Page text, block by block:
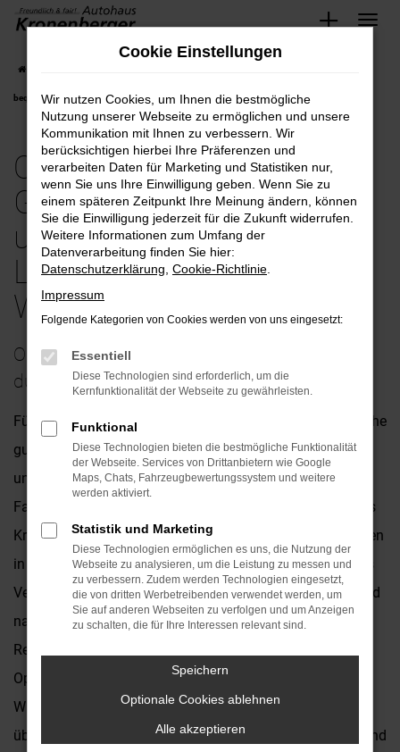
Zum
bequem und günstig kaufen mit Lieferservice nach Wuppertal
Opel-Zafira
Gebrauchtwagen bequem
und günstig kaufen mit
Lieferservice nach
Wuppertal
Opel Zafira Gebrauchtwagen – perfekt
durchgecheckt unterwegs in Wuppertal
Für einen Opel Zafira Gebrauchtwagen existieren eine Reihe
guter Argumente. Wer viel in Wuppertal und Umgebung
unterwegs ist, wird dieses langlebige und zuverlässige
Fahrzeug auf jeden Fall zu schätzen wissen. Im Autohaus
Kronenberger bieten wir Ihnen Opel Zafira Gebrauchtwagen
in großer Auswahl und zu rundum attraktiven Preisen. Als
Vertragshändler sind wir eng mit der Marke verbunden und
natürlich auch in der Lage, Inspektion, Wartung und
Reparaturen sach- und fachgerecht durchzuführen. Jeder
Opel Zafira Gebrauchtwagen wird vor dem Verkauf nach
Wuppertal in unserer Kfz-Meisterwerkstatt gründlich
überprüft und erst dann angeboten, wenn „alles paletti“ und
Cookie Einstellungen
Wir nutzen Cookies, um Ihnen die bestmögliche
Nutzung unserer Webseite zu ermöglichen und unsere
Kommunikation mit Ihnen zu verbessern. Wir
berücksichtigen hierbei Ihre Präferenzen und
verarbeiten Daten für Marketing und Statistiken nur,
wenn Sie uns Ihre Einwilligung geben. Wenn Sie zu
einem späteren Zeitpunkt Ihre Meinung ändern, können
Sie die Einwilligung jederzeit für die Zukunft widerrufen.
Weitere Informationen zum Umfang der
Datenverarbeitung finden Sie hier:
Datenschutzerklärung Cookie-Richtlinie
Impressum
Folgende Kategorien von Cookies werden von uns eingesetzt:
Essentiell
Diese Technologien sind erforderlich, um die
Kernfunktionalität der Webseite zu gewährleisten.
Funktional
Diese Technologien bieten die bestmögliche Funktionalität
der Webseite. Services von Drittanbietern wie Google
Maps, Chats, Fahrzeugbewertungssystem und weitere
werden aktiviert.
Statistik und Marketing
Diese Technologien ermöglichen es uns, die Nutzung der
Webseite zu analysieren, um die Leistung zu messen und
zu verbessern. Zudem werden Technologien eingesetzt,
die von dritten Werbetreibenden verwendet werden, um
Sie auf anderen Webseiten zu verfolgen und um Anzeigen
zu schalten, die für Ihre Interessen relevant sind.
Speichern
Optionale Cookies ablehnen
Alle akzeptieren